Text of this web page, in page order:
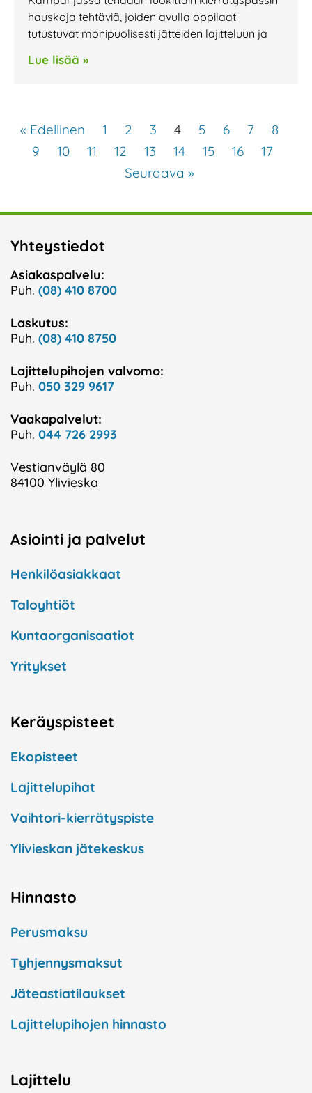
hauskoja tehtäviä, joiden avulla oppilaat
tutustuvat monipuolisesti jätteiden lajitteluun ja
Lue lisää »
« Edellinen 1 2 3 4 5 6 7
8
9
10 11 12 13 14 15 16
17
Seuraava »
Yhteystiedot
Asiakaspalvelu:
Puh. (08) 410 8700
Laskutus:
Puh. (08) 410 8750
Lajittelupihojen valvomo:
Puh. 050 329 9617
Vaakapalvelut:
Puh. 044 726 2993
Vestianväylä 80
84100 Ylivieska
Asiointi ja palvelut
Henkilöasiakkaat
Taloyhtiöt
Kuntaorganisaatiot
Yritykset
Keräyspisteet
Ekopisteet
Lajittelupihat
Vaihtori-kierrätyspiste
Ylivieskan jätekeskus
Hinnasto
Perusmaksu
Tyhjennysmaksut
Jäteastiatilaukset
Lajittelupihojen hinnasto
Lajittelu